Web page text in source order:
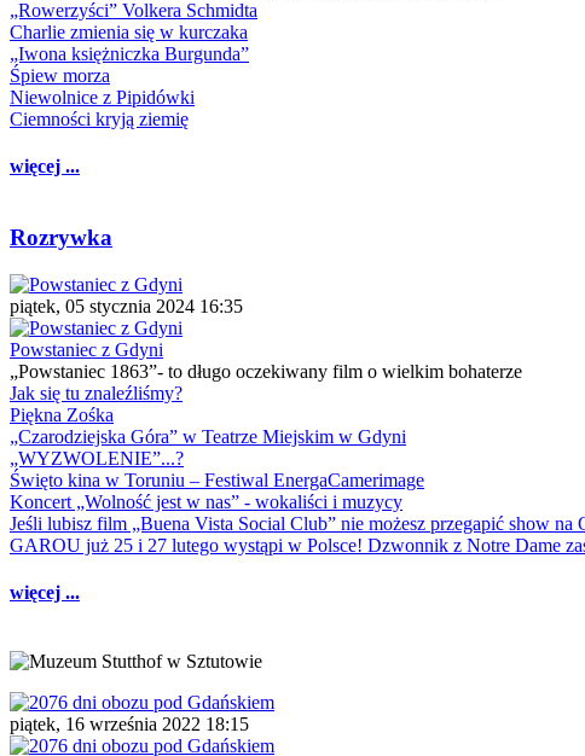
„Rowerzyści” Volkera Schmidta
Charlie zmienia się w kurczaka
„Iwona księżniczka Burgunda”
Śpiew morza
Niewolnice z Pipidówki
Ciemności kryją ziemię
więcej ...
Rozrywka
piątek, 05 stycznia 2024 16:35
Powstaniec z Gdyni
„Powstaniec 1863”- to długo oczekiwany film o wielkim bohaterze
Jak się tu znaleźliśmy?
Piękna Zośka
„Czarodziejska Góra” w Teatrze Miejskim w Gdyni
„WYZWOLENIE”...?
Święto kina w Toruniu – Festiwal EnergaCamerimage
Koncert „Wolność jest w nas” - wokaliści i muzycy
Jeśli lubisz film „Buena Vista Social Club” nie możesz przegapić show na
GAROU już 25 i 27 lutego wystąpi w Polsce! Dzwonnik z Notre Dame
więcej ...
piątek, 16 września 2022 18:15